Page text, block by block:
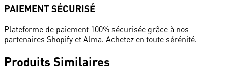
PAIEMENT SÉCURISÉ
Plateforme de paiement 100% sécurisée grâce à nos
partenaires Shopify et Alma. Achetez en toute sérénité.
Produits Similaires